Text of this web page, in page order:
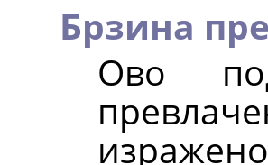
Брзина
Ово